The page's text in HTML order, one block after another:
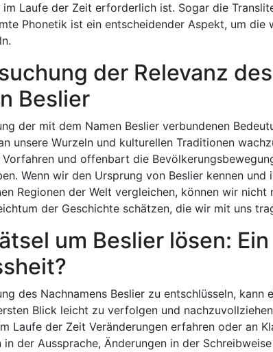
im Laufe der Zeit erforderlich ist. Sogar die
Phonetik ist ein entscheidender Aspekt, um die
der Relevanz
Beslier
der mit dem Namen Beslier verbundenen
unsere Wurzeln und kulturellen Traditionen
Vorfahren und offenbart die
Wenn wir den Ursprung von Beslier kennen und
Regionen der Welt vergleichen, können wir
der Geschichte schätzen, die wir mit uns
um Beslier lösen:
des Nachnamens Beslier zu entschlüsseln,
Blick leicht zu verfolgen und
Laufe der Zeit Veränderungen erfahren oder an
in der Aussprache, Änderungen in der